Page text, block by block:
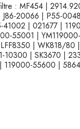
: MF454 |
20066 | P55-
| 021677 |
55001 |
| WK818/
| SK3670 |
55600 |